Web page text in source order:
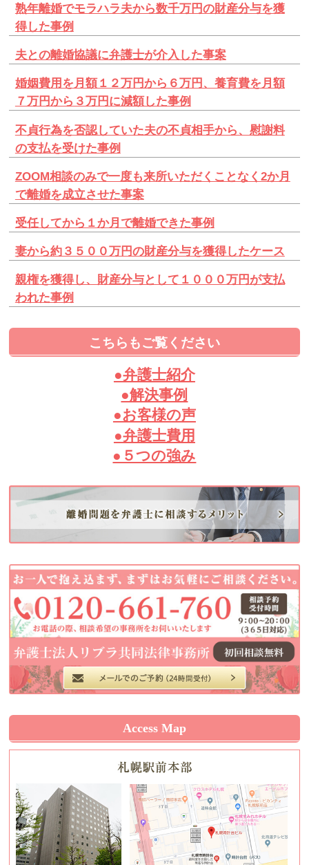
熟年離婚でモラハラ夫から数千万円の財産分与を獲
得した事例
夫との離婚協議に弁護士が介入した事案
婚姻費用を月額１２万円から６万円、養育費を月額
７万円から３万円に減額した事例
不貞行為を否認していた夫の不貞相手から、慰謝料
の支払を受けた事例
ZOOM相談のみで一度も来所いただくことなく2か月
で離婚を成立させた事案
受任してから１か月で離婚できた事例
妻から約３５００万円の財産分与を獲得したケース
親権を獲得し、財産分与として１０００万円が支払
われた事例
こちらもご覧ください
●弁護士紹介
●解決事例
●お客様の声
●弁護士費用
●５つの強み
Access Map